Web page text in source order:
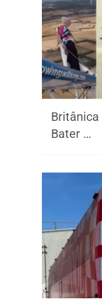
Britânica
Bater …